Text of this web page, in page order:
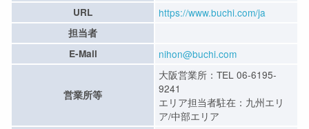
URL https://www.buchi.com/ja
担当者
E-Mail
nihon@buchi.com
営業所等
大阪営業所：TEL 06-6195-
9241
エリア担当者駐在：九州エリ
ア/中部エリア